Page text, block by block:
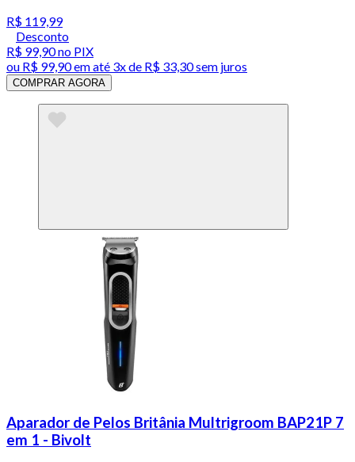
R$ 119,99
Desconto
R$ 99,90no PIX
ou R$ 99,90em até 3x de R$ 33,30 sem juros
COMPRAR AGORA
Aparador de Pelos Britânia Multrigroom BAP21P 7
em 1 - Bivolt